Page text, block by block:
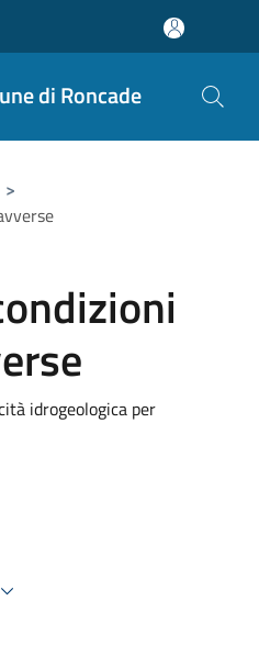
di Roncade
>
idrogeologica per